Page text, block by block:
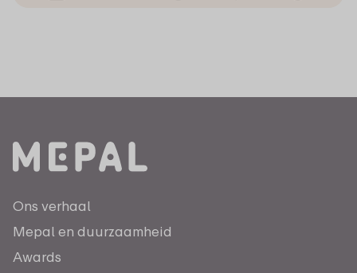
Ons verhaal
Mepal en duurzaamheid
Awards